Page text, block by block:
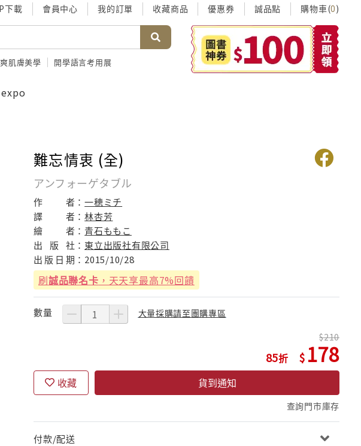
下載 會員中心 我的訂單 收藏商品 優惠券 誠品點 購物車(0)
肌膚美學 開學語言考用展
expo
難忘情衷 (全)
アンフォーゲタブル
作 者：一穂ミチ
譯
者：林杏芳
繪
者： 青石ももこ
出
版 社： 東立出版社有限公司
出 版 日 期： 2015/10/28
刷誠品聯名卡 ，天天享最高7%回饋
數量 大量採購請至團購專區
85
210
178
收藏 貨到通知
查詢門市庫存
付款/配送